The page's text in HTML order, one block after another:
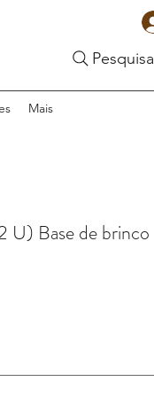
Pesquisa
Mais
Base de brinco